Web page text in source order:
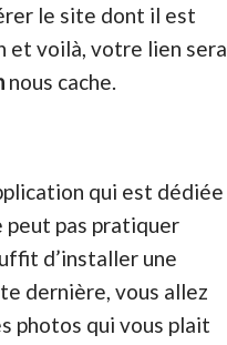
le site dont il est
et voilà, votre lien sera
nous cache.
qui est dédiée
peut pas pratiquer
d’installer une
dernière, vous allez
photos qui vous plait